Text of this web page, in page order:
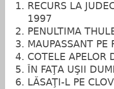
RECURS LA
1997
PENULTIMA
MAUPASSANT
COTELE
ÎN FAŢA UŞII
LĂSAŢI‑L PE